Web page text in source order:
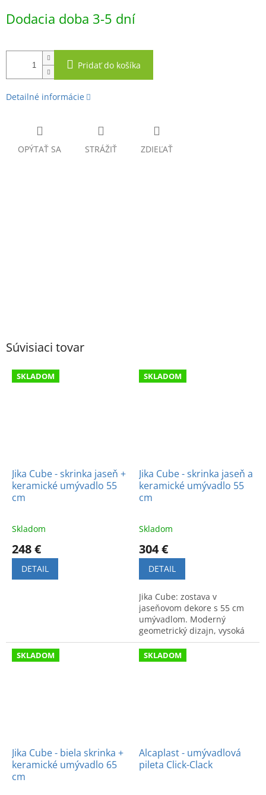
cena:
Dodacia doba 3-5 dní
Pridať do košíka
Detailné informácie
OPÝTAŤ SA STRÁŽIŤ ZDIEĽAŤ
Súvisiaci tovar
SKLADOM
Jika Cube - skrinka jaseň +
keramické umývadlo 55
cm
Skladom
248 €
DETAIL
SKLADOM
Jika Cube - skrinka jaseň a
keramické umývadlo 55
cm
Skladom
304 €
DETAIL
Jika Cube: zostava v
jaseňovom dekore s 55 cm
umývadlom. Moderný
geometrický dizajn, vysoká
odolnosť a štedrý úložný
priestor pre vašu kúpeľňu.
SKLADOM
Jika Cube - biela skrinka +
keramické umývadlo 65
cm
SKLADOM
Alcaplast - umývadlová
pileta Click-Clack